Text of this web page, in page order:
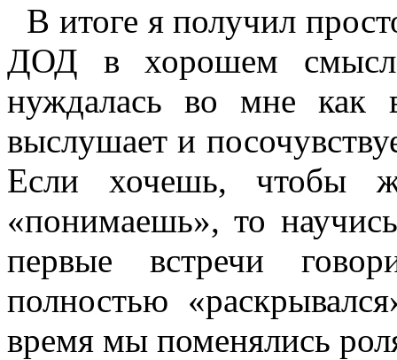
В итоге я получил
ДОД в хорошем
нуждалась во мне как
выслушает и
Если хочешь, чтобы
«понимаешь», то
первые встречи
полностью
время мы поменялись